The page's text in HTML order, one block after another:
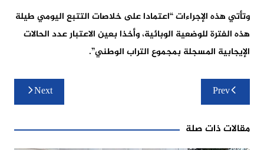
وتأتي هذه الإجراءات “اعتمادا على خلاصات التتبع اليومي طيلة
هذه الفترة للوضعية الوبائية، وأخذا بعين الاعتبار عدد الحالات
الإيجابية المسجلة بمجموع التراب الوطني”.
تصفّح
المقالات
Prev
Next
مقالات ذات صلة